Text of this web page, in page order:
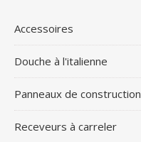
Accessoires
Douche à l'italienne
Panneaux de construction
Receveurs à carreler